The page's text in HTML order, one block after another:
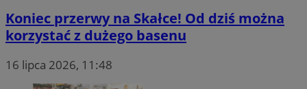
Koniec przerwy na Skałce! Od dziś można
korzystać z dużego basenu
16 lipca 2026, 11:48